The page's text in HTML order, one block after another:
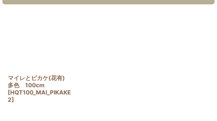
マイレとピカケ(花有)
多色 100cm
[HQT100_MAI_PIKAKE
2]